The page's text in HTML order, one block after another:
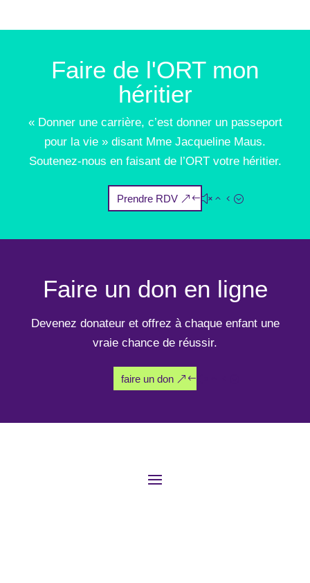
Faire de l'ORT mon
héritier
« Donner une carrière, c’est donner un passeport
pour la vie » disant Mme Jacqueline Maus.
Soutenez-nous en faisant de l’ORT votre héritier.
Prendre RDV
Faire un don en ligne
Devenez donateur et offrez à chaque enfant une
vraie chance de réussir.
faire un don